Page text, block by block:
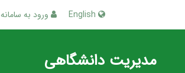
ورود به سامانه
مدیریت دانشگاهی